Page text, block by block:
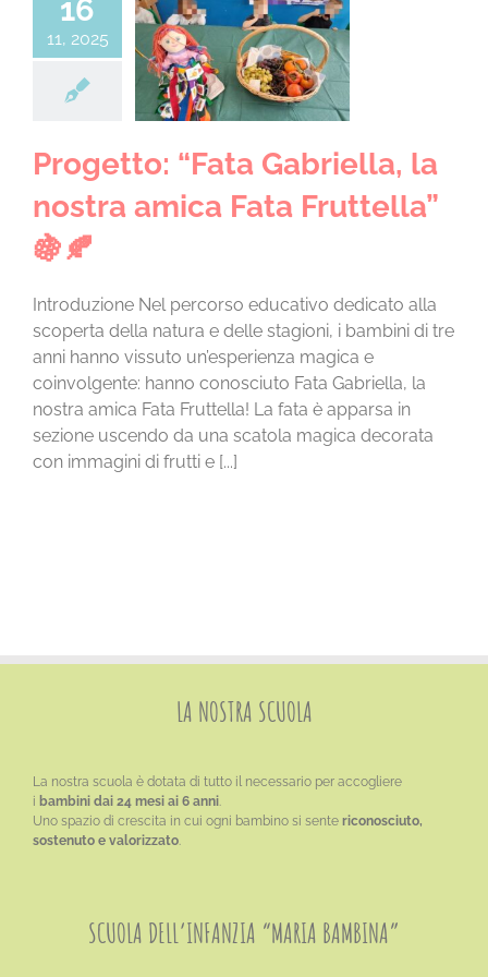
CHI SIAMO
LA SCUOLA E I SUOI AMBIENTI
LE NOSTRE ESPERIENZE
INFORMAZIONI E ISCRIZIONI
MODULISTICA
EVENTI
NEWS
16
11, 2025
“Fata
la nostra
Fruttella”
Progetto: “Fata Gabriella, la
nostra amica Fata Fruttella”
🍇🍂
Introduzione Nel percorso educativo dedicato alla
scoperta della natura e delle stagioni, i bambini di tre
anni hanno vissuto un’esperienza magica e
coinvolgente: hanno conosciuto Fata Gabriella, la
nostra amica Fata Fruttella! La fata è apparsa in
sezione uscendo da una scatola magica decorata
con immagini di frutti e [...]
LA NOSTRA SCUOLA
La nostra scuola è dotata di tutto il necessario per accogliere
i bambini dai 24 mesi ai 6 anni.
Uno spazio di crescita in cui ogni bambino si sente riconosciuto,
sostenuto e valorizzato.
SCUOLA DELL’INFANZIA “MARIA BAMBINA”